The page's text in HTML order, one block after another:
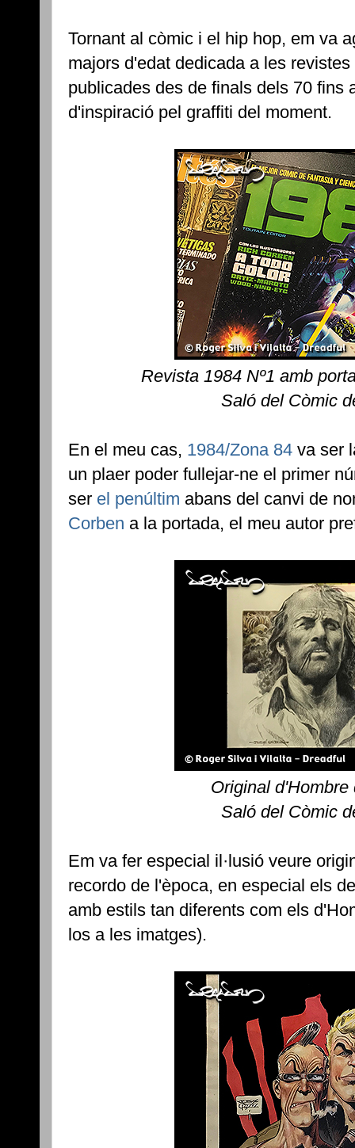
Tornant al còmic i el hip hop, em va
majors d'edat dedicada a les
publicades des de finals dels 70 fins
d'inspiració pel graffiti del moment.
Revista 1984 Nº1 amb
Saló del Còmic
En el meu cas, 1984/Zona 84 va ser
un plaer poder fullejar-ne el primer
ser el penúltim abans del canvi de
Corben a la portada, el meu autor
Original d'Hombre
Saló del Còmic
Em va fer especial il·lusió veure
recordo de l'època, en especial els
amb estils tan diferents com els
los a les imatges).